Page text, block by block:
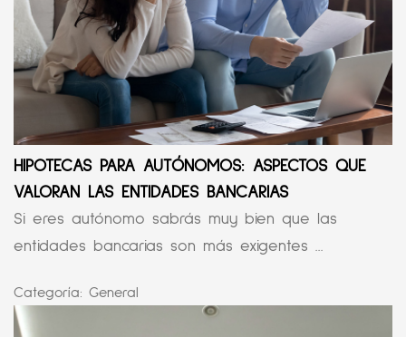
HIPOTECAS PARA AUTÓNOMOS: ASPECTOS QUE
VALORAN LAS ENTIDADES BANCARIAS
Si eres autónomo sabrás muy bien que las
entidades bancarias son más exigentes ...
Categoría: General